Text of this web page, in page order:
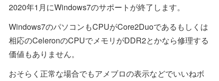
2020年1月にWindows7のサポートが終了します。
Windows7のパソコンもCPUがCore2Duoであるもしくは
相応のCeleronのCPUでメモリがDDR2とかなら修理する
価値もありません。
おそらく正常な場合でもアメブロの表示などでいいねボ